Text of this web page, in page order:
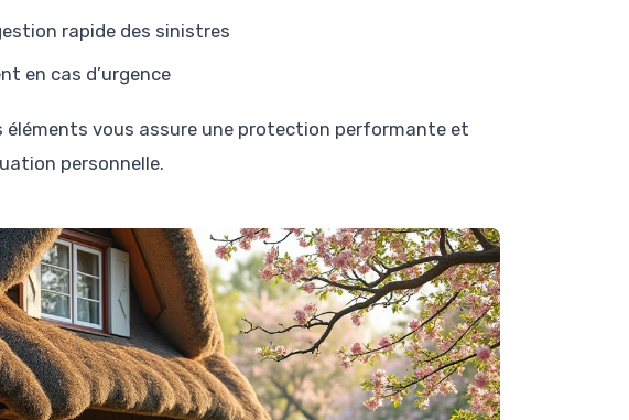
rapide des sinistres
en cas d’urgence
vous assure une protection performante et
personnelle.